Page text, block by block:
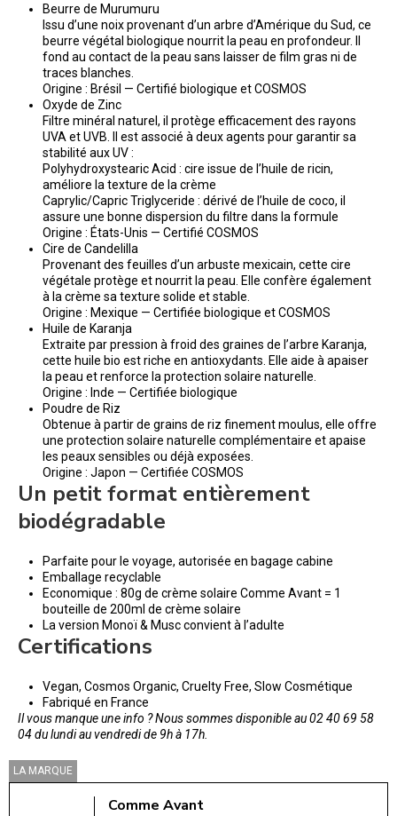
Beurre de Murumuru
Issu d’une noix provenant d’un arbre d’Amérique du Sud, ce
beurre végétal biologique nourrit la peau en profondeur. Il
fond au contact de la peau sans laisser de film gras ni de
traces blanches.
Origine : Brésil — Certifié biologique et COSMOS
Oxyde de Zinc
Filtre minéral naturel, il protège efficacement des rayons
UVA et UVB. Il est associé à deux agents pour garantir sa
stabilité aux UV :
Polyhydroxystearic Acid : cire issue de l’huile de ricin,
améliore la texture de la crème
Caprylic/Capric Triglyceride : dérivé de l’huile de coco, il
assure une bonne dispersion du filtre dans la formule
Origine : États-Unis — Certifié COSMOS
Cire de Candelilla
Provenant des feuilles d’un arbuste mexicain, cette cire
végétale protège et nourrit la peau. Elle confère également
à la crème sa texture solide et stable.
Origine : Mexique — Certifiée biologique et COSMOS
Huile de Karanja
Extraite par pression à froid des graines de l’arbre Karanja,
cette huile bio est riche en antioxydants. Elle aide à apaiser
la peau et renforce la protection solaire naturelle.
Origine : Inde — Certifiée biologique
Poudre de Riz
Obtenue à partir de grains de riz finement moulus, elle offre
une protection solaire naturelle complémentaire et apaise
les peaux sensibles ou déjà exposées.
Origine : Japon — Certifiée COSMOS
Un petit format entièrement
biodégradable
Parfaite pour le voyage, autorisée en bagage cabine
Emballage recyclable
Economique : 80g de crème solaire Comme Avant = 1
bouteille de 200ml de crème solaire
La version Monoï & Musc convient à l’adulte
Certifications
Vegan, Cosmos Organic, Cruelty Free, Slow Cosmétique
Fabriqué en France
Il vous manque une info ? Nous sommes disponible au 02 40 69 58
04 du lundi au vendredi de 9h à 17h.
LA MARQUE
Comme Avant